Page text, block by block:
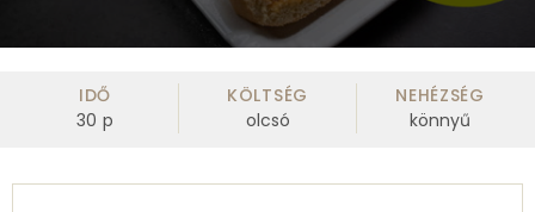
IDŐ
30 p
KÖLTSÉG
olcsó
NEHÉZSÉG
könnyű